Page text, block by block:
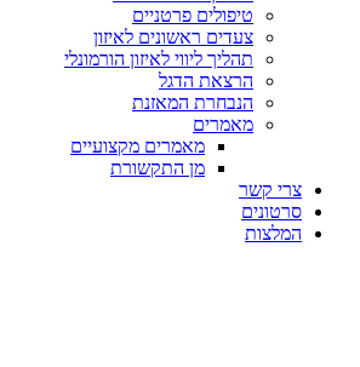
טיפולים פרטניים
צעדים ראשונים לאיזון
תהליך ליווי לאיזון הורמונלי
הרצאת הדגל
הנבחרת המאזנת
מאמרים
מאמרים מקצועיים
מן התקשורת
צרי קשר
סרטונים
המלצות